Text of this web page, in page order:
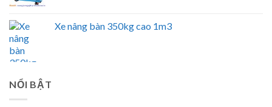
Xe nâng bàn 350kg cao 1m3
NỔI BẬT